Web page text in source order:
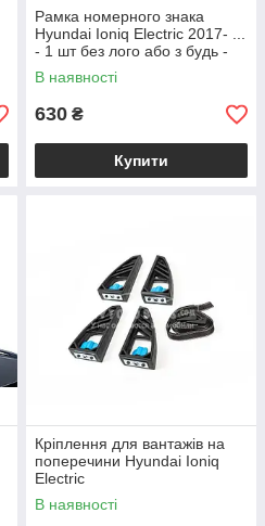
Рамка номерного знака
Hyundai Ioniq Electric 2017- ...
- 1 шт без лого або з будь -
яким Вашим лого
В наявності
630 ₴
Купити
Кріплення для вантажів на
поперечини Hyundai Ioniq
Electric
В наявності